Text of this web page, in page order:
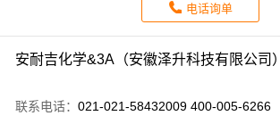
电话询单
安耐吉化学&3A（安徽泽升科技有限公司）
联系电话： 021-021-58432009 400-005-6266